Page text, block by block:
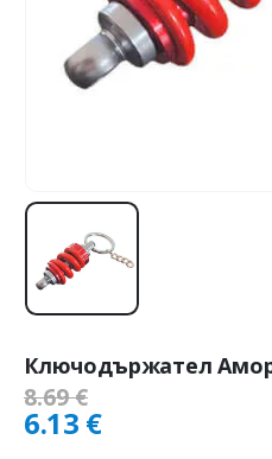
Ключодържател
8.69€
6.13 €